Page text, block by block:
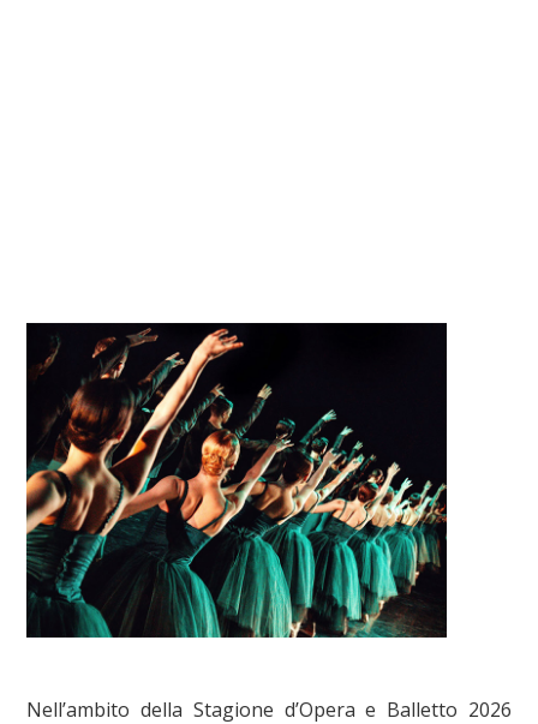
Nell’ambito della Stagione d’Opera e Balletto 2026